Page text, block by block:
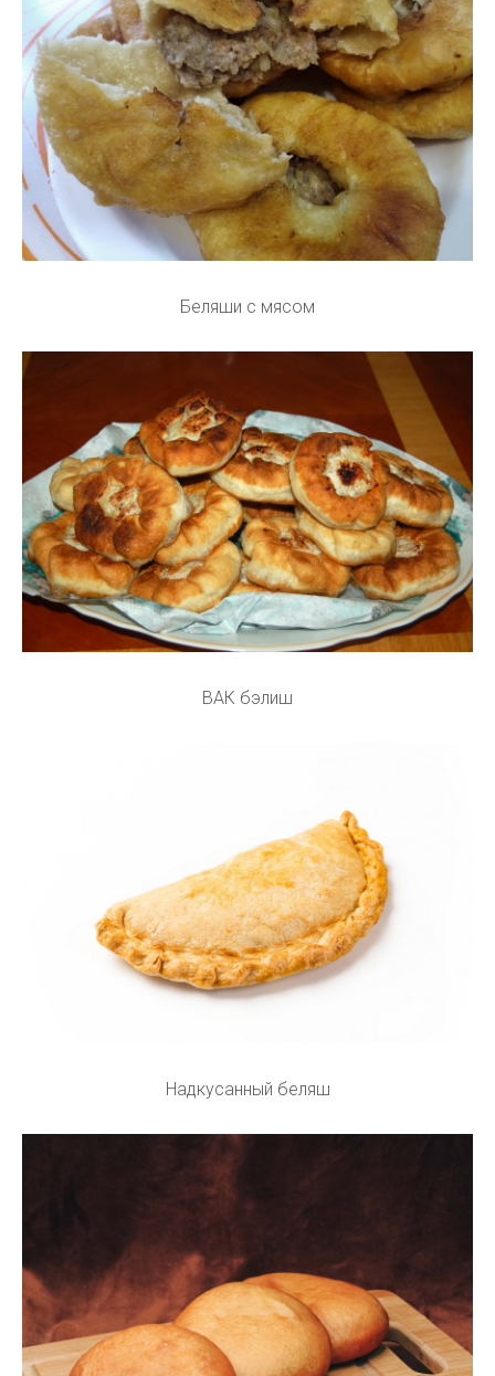
Беляши с мясом
ВАК бэлиш
Надкусанный беляш